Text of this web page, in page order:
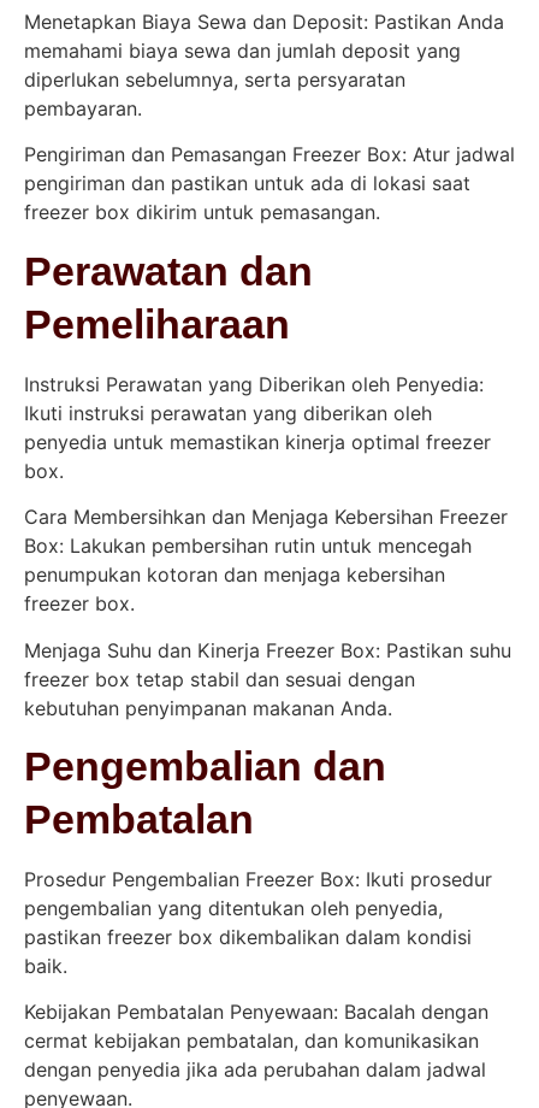
Menetapkan Biaya Sewa dan Deposit: Pastikan Anda
memahami biaya sewa dan jumlah deposit yang
diperlukan sebelumnya, serta persyaratan
pembayaran.
Pengiriman dan Pemasangan Freezer Box: Atur jadwal
pengiriman dan pastikan untuk ada di lokasi saat
freezer box dikirim untuk pemasangan.
Perawatan dan
Pemeliharaan
Instruksi Perawatan yang Diberikan oleh Penyedia:
Ikuti instruksi perawatan yang diberikan oleh
penyedia untuk memastikan kinerja optimal freezer
box.
Cara Membersihkan dan Menjaga Kebersihan Freezer
Box: Lakukan pembersihan rutin untuk mencegah
penumpukan kotoran dan menjaga kebersihan
freezer box.
Menjaga Suhu dan Kinerja Freezer Box: Pastikan suhu
freezer box tetap stabil dan sesuai dengan
kebutuhan penyimpanan makanan Anda.
Pengembalian dan
Pembatalan
Prosedur Pengembalian Freezer Box: Ikuti prosedur
pengembalian yang ditentukan oleh penyedia,
pastikan freezer box dikembalikan dalam kondisi
baik.
Kebijakan Pembatalan Penyewaan: Bacalah dengan
cermat kebijakan pembatalan, dan komunikasikan
dengan penyedia jika ada perubahan dalam jadwal
penyewaan.